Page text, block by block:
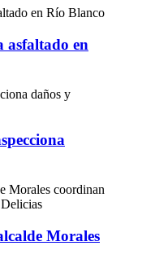
asfaltado en
Morales